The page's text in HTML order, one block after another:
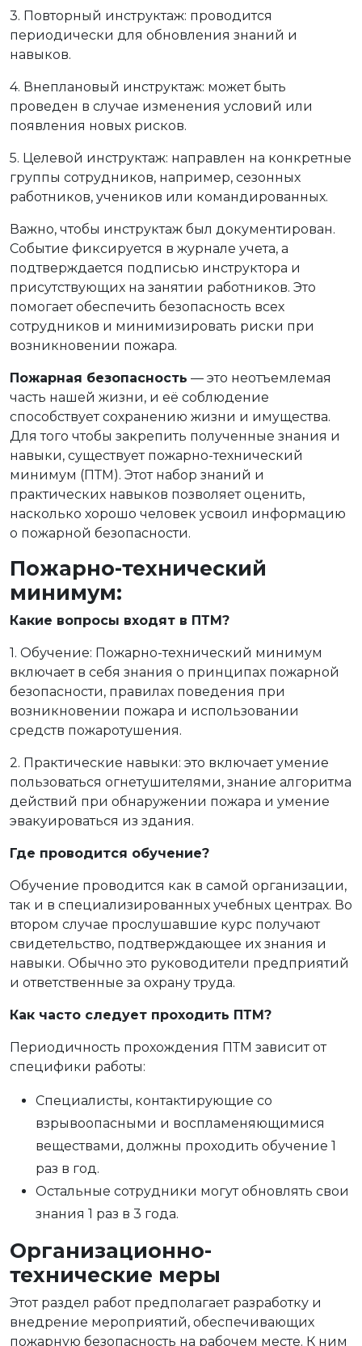
3. Повторный инструктаж: проводится
периодически для обновления знаний и
навыков.
4. Внеплановый инструктаж: может быть
проведен в случае изменения условий или
появления новых рисков.
5. Целевой инструктаж: направлен на конкретные
группы сотрудников, например, сезонных
работников, учеников или командированных.
Важно, чтобы инструктаж был документирован.
Событие фиксируется в журнале учета, а
подтверждается подписью инструктора и
присутствующих на занятии работников. Это
помогает обеспечить безопасность всех
сотрудников и минимизировать риски при
возникновении пожара.
Пожарная безопасность — это неотъемлемая
часть нашей жизни, и её соблюдение
способствует сохранению жизни и имущества.
Для того чтобы закрепить полученные знания и
навыки, существует пожарно-технический
минимум (ПТМ). Этот набор знаний и
практических навыков позволяет оценить,
насколько хорошо человек усвоил информацию
о пожарной безопасности.
Пожарно-технический
минимум:
Какие вопросы входят в ПТМ?
1. Обучение: Пожарно-технический минимум
включает в себя знания о принципах пожарной
безопасности, правилах поведения при
возникновении пожара и использовании
средств пожаротушения.
2. Практические навыки: это включает умение
пользоваться огнетушителями, знание алгоритма
действий при обнаружении пожара и умение
эвакуироваться из здания.
Где проводится обучение?
Обучение проводится как в самой организации,
так и в специализированных учебных центрах. Во
втором случае прослушавшие курс получают
свидетельство, подтверждающее их знания и
навыки. Обычно это руководители предприятий
и ответственные за охрану труда.
Как часто следует проходить ПТМ?
Периодичность прохождения ПТМ зависит от
специфики работы:
Специалисты, контактирующие со
взрывоопасными и воспламеняющимися
веществами, должны проходить обучение 1
раз в год.
Остальные сотрудники могут обновлять свои
знания 1 раз в 3 года.
Организационно-
технические меры
Этот раздел работ предполагает разработку и
внедрение мероприятий, обеспечивающих
пожарную безопасность на рабочем месте. К ним